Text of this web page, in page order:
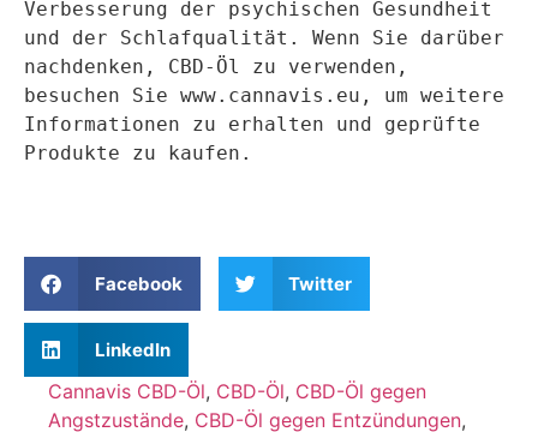
Verbesserung der psychischen Gesundheit
und der Schlafqualität. Wenn Sie darüber
nachdenken, CBD-Öl zu verwenden,
besuchen Sie www.cannavis.eu, um weitere
Informationen zu erhalten und geprüfte
Produkte zu kaufen.
Facebook Twitter
LinkedIn
Cannavis CBD-Öl, CBD-Öl, CBD-Öl gegen
Angstzustände, CBD-Öl gegen Entzündungen,